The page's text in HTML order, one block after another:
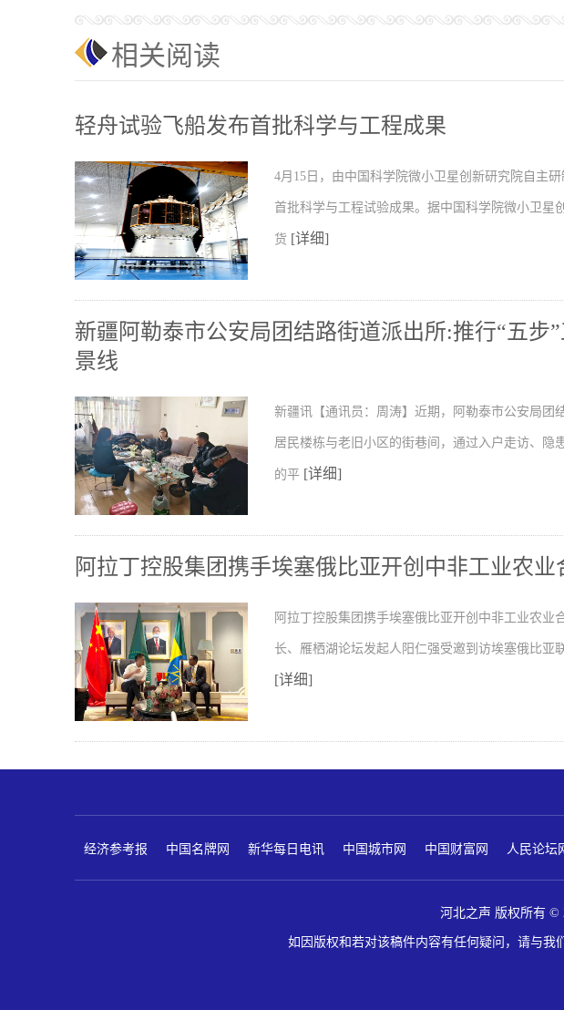
相关阅读
轻舟试验飞船发布首批科学与工程成果
4月15日，由中国科学院微小卫星创新研究院自主
首批科学与工程试验成果。据中国科学院微小卫星
货 [详细]
新疆阿勒泰市公安局团结路街道派出所:推行“五步
景线
新疆讯【通讯员：周涛】近期，阿勒泰市公安局团
居民楼栋与老旧小区的街巷间，通过入户走访、隐
的平 [详细]
阿拉丁控股集团携手埃塞俄比亚开创中非工业农业
阿拉丁控股集团携手埃塞俄比亚开创中非工业农业
长、雁栖湖论坛发起人阳仁强受邀到访埃塞俄比亚
[详细]
经济参考报 中国名牌网 新华每日电讯 中国城市网 中国财富网 人民论坛
河北之声 版权所有 ©
如因版权和若对该稿件内容有任何疑问，请与